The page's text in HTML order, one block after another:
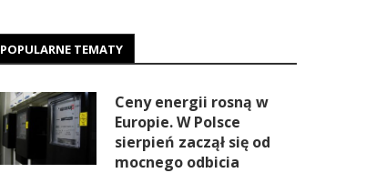
POPULARNE TEMATY
Ceny energii rosną w
Europie. W Polsce
sierpień zaczął się od
mocnego odbicia